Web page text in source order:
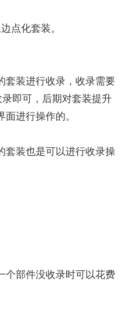
点化套装。
套装进行收录，收录需要
即可，后期对套装提升
进行操作的。
套装也是可以进行收录操
个部件没收录时可以花费